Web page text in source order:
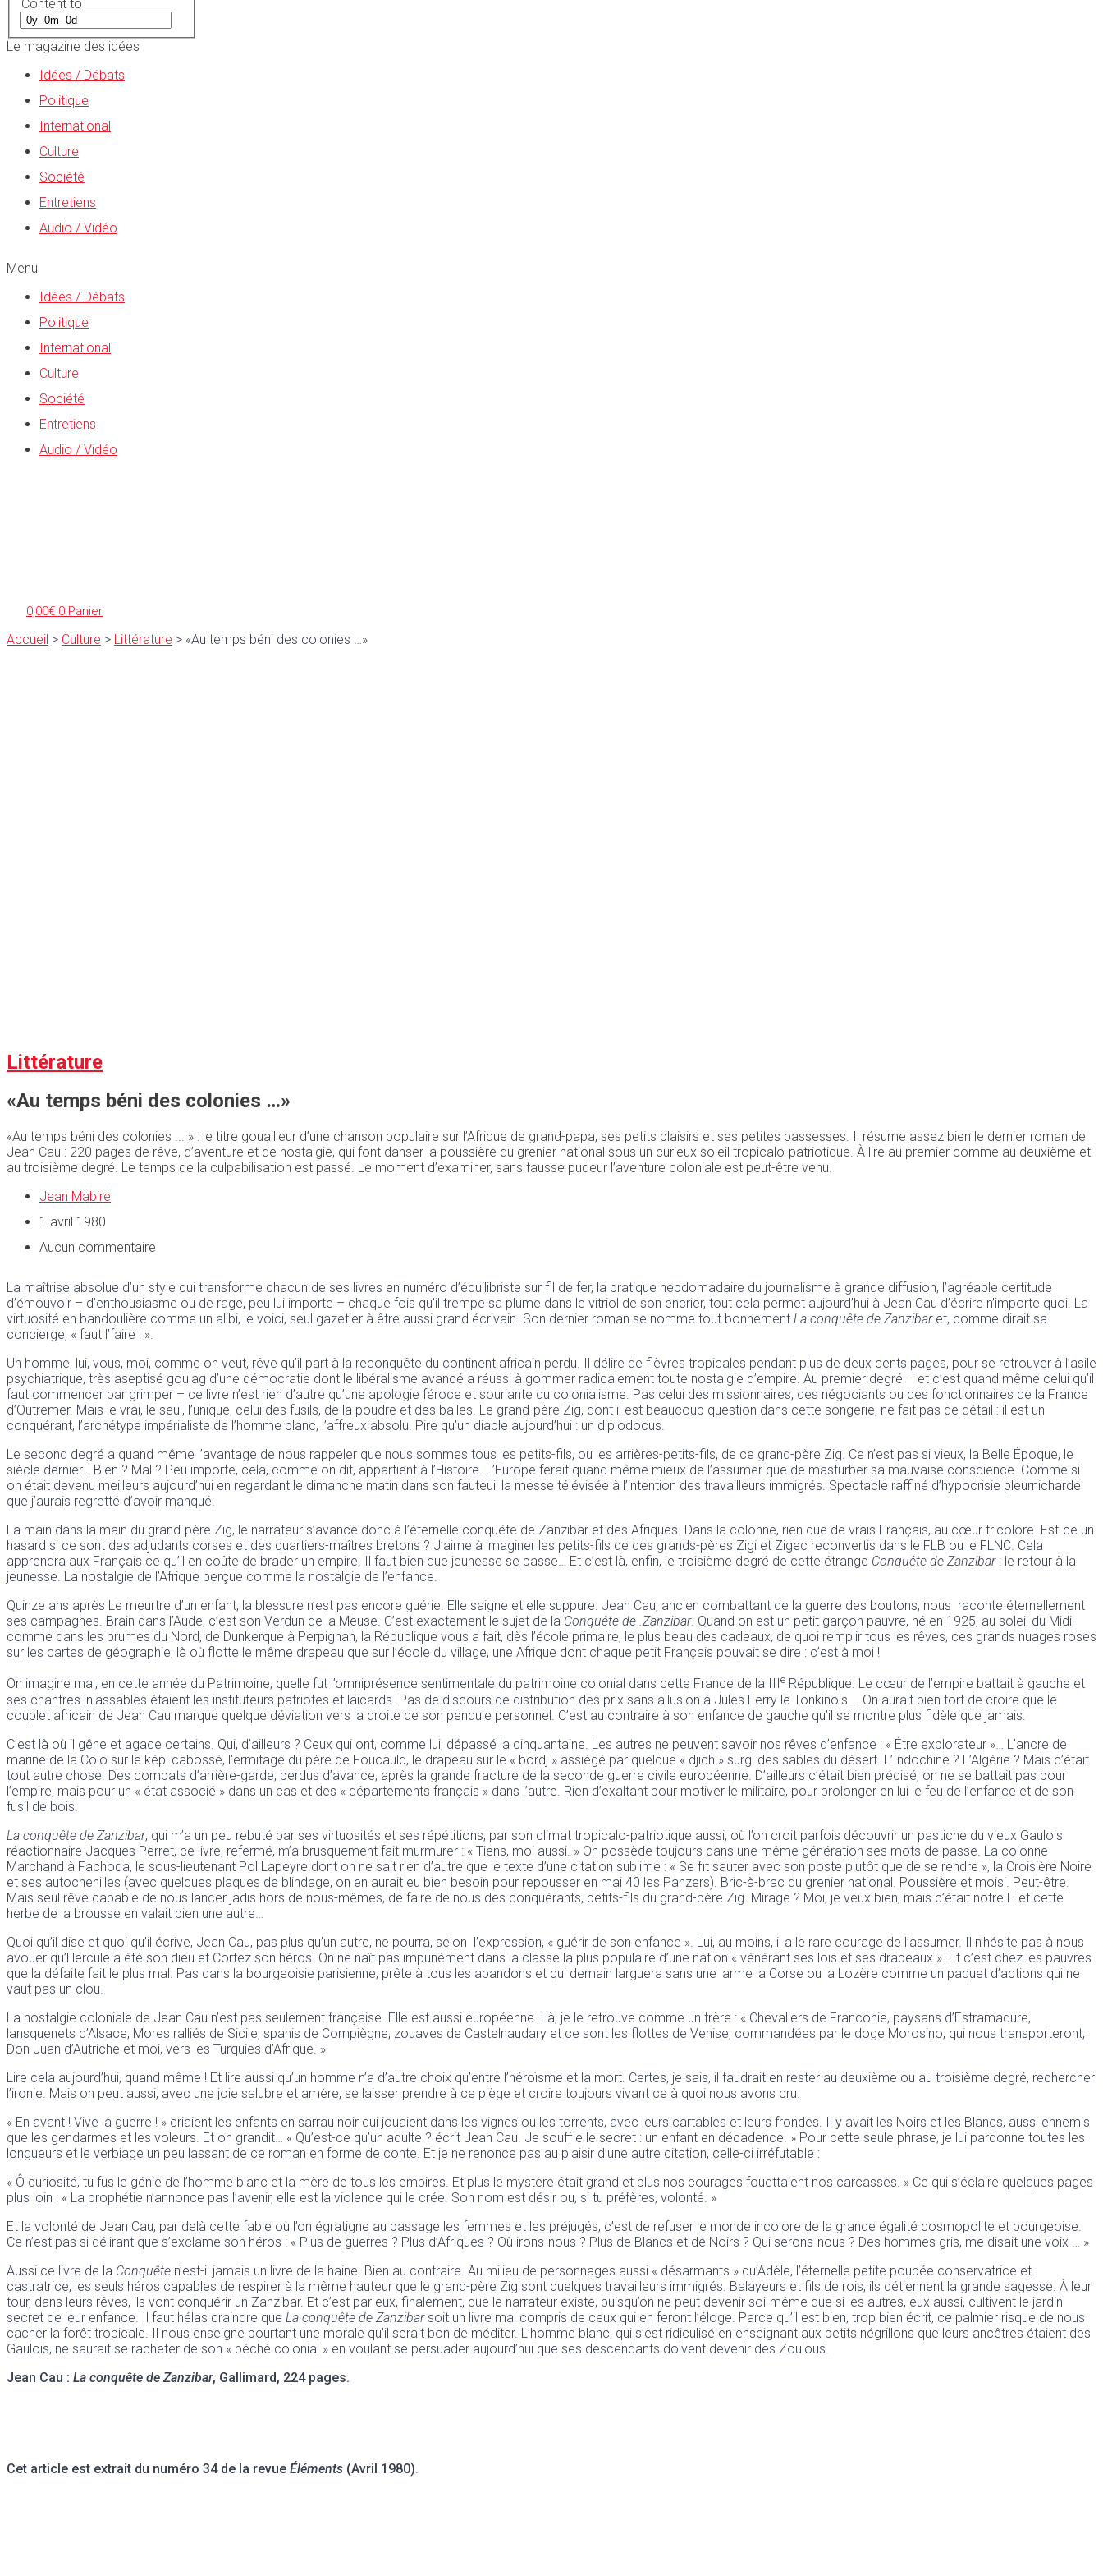
Content to
Le magazine des idées
Idées / Débats
Politique
International
Culture
Société
Entretiens
Audio / Vidéo
Menu
Idées / Débats
Politique
International
Culture
Société
Entretiens
Audio / Vidéo
0,00€ 0 Panier
Accueil > Culture > Littérature > «Au temps béni des colonies …»
Littérature
«Au temps béni des colonies …»
«Au temps béni des colonies ... » : le titre gouailleur d’une chanson populaire sur l’Afrique de grand-papa, ses petits plaisirs et ses petites bassesses. Il résume assez bien le dernier roman de
Jean Cau : 220 pages de rêve, d’aventure et de nostalgie, qui font danser la poussière du grenier national sous un curieux soleil tropicalo-patriotique. À lire au premier comme au deuxième et
au troisième degré. Le temps de la culpabilisation est passé. Le moment d’examiner, sans fausse pudeur l’aventure coloniale est peut-être venu.
Jean Mabire
1 avril 1980
Aucun commentaire
La maîtrise absolue d’un style qui transforme chacun de ses livres en numéro d’équilibriste sur fil de fer, la pratique hebdomadaire du journalisme à grande diffusion, l’agréable certitude
d’émouvoir – d’enthousiasme ou de rage, peu lui importe – chaque fois qu’il trempe sa plume dans le vitriol de son encrier, tout cela permet aujourd’hui à Jean Cau d’écrire n’importe quoi. La
virtuosité en bandoulière comme un alibi, le voici, seul gazetier à être aussi grand écrivain. Son dernier roman se nomme tout bonnement La conquête de Zanzibaret, comme dirait sa
concierge, « faut l’faire ! ».
Un homme, lui, vous, moi, comme on veut, rêve qu’il part à la reconquête du continent africain perdu. Il délire de fièvres tropicales pendant plus de deux cents pages, pour se retrouver à l’asile
psychiatrique, très aseptisé goulag d’une démocratie dont le libéralisme avancé a réussi à gommer radicalement toute nostalgie d’empire. Au premier degré – et c’est quand même celui qu’il
faut commencer par grimper – ce livre n’est rien d’autre qu’une apologie féroce et souriante du colonialisme. Pas celui des missionnaires, des négociants ou des fonctionnaires de la France
d’Outremer. Mais le vrai, le seul, l’unique, celui des fusils, de la poudre et des balles. Le grand-père Zig, dont il est beaucoup question dans cette songerie, ne fait pas de détail : il est un
conquérant, l’archétype impérialiste de l’homme blanc, l’affreux absolu. Pire qu’un diable aujourd’hui : un diplodocus.
Le second degré a quand même l’avantage de nous rappeler que nous sommes tous les petits-fils, ou les arrières-petits-fils, de ce grand-père Zig. Ce n’est pas si vieux, la Belle Époque, le
siècle dernier… Bien ? Mal ? Peu importe, cela, comme on dit, appartient à l’Histoire. L’Europe ferait quand même mieux de l’assumer que de masturber sa mauvaise conscience. Comme si
on était devenu meilleurs aujourd’hui en regardant le dimanche matin dans son fauteuil la messe télévisée à l’intention des travailleurs immigrés. Spectacle raffiné d’hypocrisie pleurnicharde
que j’aurais regretté d’avoir manqué.
La main dans la main du grand-père Zig, le narrateur s’avance donc à l’éternelle conquête de Zanzibar et des Afriques. Dans la colonne, rien que de vrais Français, au cœur tricolore. Est-ce un
hasard si ce sont des adjudants corses et des quartiers-maîtres bretons ? J’aime à imaginer les petits-fils de ces grands-pères Zigi et Zigec reconvertis dans le FLB ou le FLNC. Cela
apprendra aux Français ce qu’il en coûte de brader un empire. Il faut bien que jeunesse se passe… Et c’est là, enfin, le troisième degré de cette étrange Conquête de Zanzibar: le retour à la
jeunesse. La nostalgie de l’Afrique perçue comme la nostalgie de l’enfance.
Quinze ans après Le meurtre d’un enfant, la blessure n’est pas encore guérie. Elle saigne et elle suppure. Jean Cau, ancien combattant de la guerre des boutons, nous raconte éternellement
ses campagnes. Brain dans l’Aude, c’est son Verdun de la Meuse. C’est exactement le sujet de la Conquête de .Zanzibar. Quand on est un petit garçon pauvre, né en 1925, au soleil du Midi
comme dans les brumes du Nord, de Dunkerque à Perpignan, la République vous a fait, dès l’école primaire, le plus beau des cadeaux, de quoi remplir tous les rêves, ces grands nuages roses
sur les cartes de géographie, là où flotte le même drapeau que sur l’école du village, une Afrique dont chaque petit Français pouvait se dire : c’est à moi !
On imagine mal, en cette année du Patrimoine, quelle fut l’omniprésence sentimentale du patrimoine colonial dans cette France de la III e République. Le cœur de l’empire battait à gauche et
ses chantres inlassables étaient les instituteurs patriotes et laïcards. Pas de discours de distribution des prix sans allusion à Jules Ferry le Tonkinois … On aurait bien tort de croire que le
couplet africain de Jean Cau marque quelque déviation vers la droite de son pendule personnel. C’est au contraire à son enfance de gauche qu’il se montre plus fidèle que jamais.
C’est là où il gêne et agace certains. Qui, d’ailleurs ? Ceux qui ont, comme lui, dépassé la cinquantaine. Les autres ne peuvent savoir nos rêves d’enfance : « Étre explorateur »… L’ancre de
marine de la Colo sur le képi cabossé, l’ermitage du père de Foucauld, le drapeau sur le « bordj » assiégé par quelque « djich » surgi des sables du désert. L’Indochine ? L’Algérie ? Mais c’était
tout autre chose. Des combats d’arrière-garde, perdus d’avance, après la grande fracture de la seconde guerre civile européenne. D’ailleurs c’était bien précisé, on ne se battait pas pour
l’empire, mais pour un « état associé » dans un cas et des « départements français » dans l’autre. Rien d’exaltant pour motiver le militaire, pour prolonger en lui le feu de l’enfance et de son
fusil de bois.
La conquête de Zanzibar, qui m’a un peu rebuté par ses virtuosités et ses répétitions, par son climat tropicalo-patriotique aussi, où l’on croit parfois découvrir un pastiche du vieux Gaulois
réactionnaire Jacques Perret, ce livre, refermé, m’a brusquement fait murmurer : « Tiens, moi aussi. » On possède toujours dans une même génération ses mots de passe. La colonne
Marchand à Fachoda, le sous-lieutenant Pol Lapeyre dont on ne sait rien d’autre que le texte d’une citation sublime : « Se fit sauter avec son poste plutôt que de se rendre », la Croisière Noire
et ses autochenilles (avec quelques plaques de blindage, on en aurait eu bien besoin pour repousser en mai 40 les Panzers). Bric-à-brac du grenier national. Poussière et moisi. Peut-être.
Mais seul rêve capable de nous lancer jadis hors de nous-mêmes, de faire de nous des conquérants, petits-fils du grand-père Zig. Mirage ? Moi, je veux bien, mais c’était notre H et cette
herbe de la brousse en valait bien une autre…
Quoi qu’il dise et quoi qu’il écrive, Jean Cau, pas plus qu’un autre, ne pourra, selon l’expression, « guérir de son enfance ». Lui, au moins, il a le rare courage de l’assumer. Il n’hésite pas à nous
avouer qu’Hercule a été son dieu et Cortez son héros. On ne naît pas impunément dans la classe la plus populaire d’une nation « vénérant ses lois et ses drapeaux ». Et c’est chez les pauvres
que la défaite fait le plus mal. Pas dans la bourgeoisie parisienne, prête à tous les abandons et qui demain larguera sans une larme la Corse ou la Lozère comme un paquet d’actions qui ne
vaut pas un clou.
La nostalgie coloniale de Jean Cau n’est pas seulement française. Elle est aussi européenne. Là, je le retrouve comme un frère : « Chevaliers de Franconie, paysans d’Estramadure,
lansquenets d’Alsace, Mores ralliés de Sicile, spahis de Compiègne, zouaves de Castelnaudary et ce sont les flottes de Venise, commandées par le doge Morosino, qui nous transporteront,
Don Juan d’Autriche et moi, vers les Turquies d’Afrique. »
Lire cela aujourd’hui, quand même ! Et lire aussi qu’un homme n’a d’autre choix qu’entre l’héroïsme et la mort. Certes, je sais, il faudrait en rester au deuxième ou au troisième degré, rechercher
l’ironie. Mais on peut aussi, avec une joie salubre et amère, se laisser prendre à ce piège et croire toujours vivant ce à quoi nous avons cru.
« En avant ! Vive la guerre ! » criaient les enfants en sarrau noir qui jouaient dans les vignes ou les torrents, avec leurs cartables et leurs frondes. Il y avait les Noirs et les Blancs, aussi ennemis
que les gendarmes et les voleurs. Et on grandit… « Qu’est-ce qu’un adulte ? écrit Jean Cau. Je souffle le secret : un enfant en décadence. » Pour cette seule phrase, je lui pardonne toutes les
longueurs et le verbiage un peu lassant de ce roman en forme de conte. Et je ne renonce pas au plaisir d’une autre citation, celle-ci irréfutable :
« Ô curiosité, tu fus le génie de l’homme blanc et la mère de tous les empires. Et plus le mystère était grand et plus nos courages fouettaient nos carcasses. » Ce qui s’éclaire quelques pages
plus loin : « La prophétie n’annonce pas l’avenir, elle est la violence qui le crée. Son nom est désir ou, si tu préfères, volonté. »
Et la volonté de Jean Cau, par delà cette fable où l’on égratigne au passage les femmes et les préjugés, c’est de refuser le monde incolore de la grande égalité cosmopolite et bourgeoise.
Ce n’est pas si délirant que s’exclame son héros : « Plus de guerres ? Plus d’Afriques ? Où irons-nous ? Plus de Blancs et de Noirs ? Qui serons-nous ? Des hommes gris, me disait une voix … »
Aussi ce livre de la Conquête n’est-il jamais un livre de la haine. Bien au contraire. Au milieu de personnages aussi « désarmants » qu’Adèle, l’éternelle petite poupée conservatrice et
castratrice, les seuls héros capables de respirer à la même hauteur que le grand-père Zig sont quelques travailleurs immigrés. Balayeurs et fils de rois, ils détiennent la grande sagesse. À leur
tour, dans leurs rêves, ils vont conquérir un Zanzibar. Et c’est par eux, finalement, que le narrateur existe, puisqu’on ne peut devenir soi-même que si les autres, eux aussi, cultivent le jardin
secret de leur enfance. Il faut hélas craindre que La conquête de Zanzibarsoit un livre mal compris de ceux qui en feront l’éloge. Parce qu’il est bien, trop bien écrit, ce palmier risque de nous
cacher la forêt tropicale. Il nous enseigne pourtant une morale qu’il serait bon de méditer. L’homme blanc, qui s’est ridiculisé en enseignant aux petits négrillons que leurs ancêtres étaient des
Gaulois, ne saurait se racheter de son « péché colonial » en voulant se persuader aujourd’hui que ses descendants doivent devenir des Zoulous.
Jean Cau : La conquête de Zanzibar, Gallimard, 224 pages.
Cet article est extrait du numéro 34 de la revue Éléments (Avril 1980)